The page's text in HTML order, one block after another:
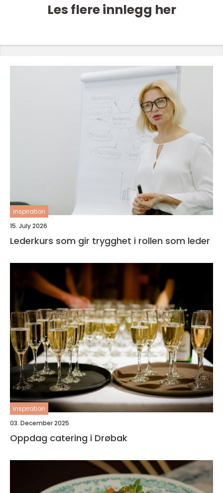
Les flere innlegg her
inspiration
15. July 2026
Lederkurs som gir trygghet i rollen som leder
inspiration
03. December 2025
Oppdag catering i Drøbak